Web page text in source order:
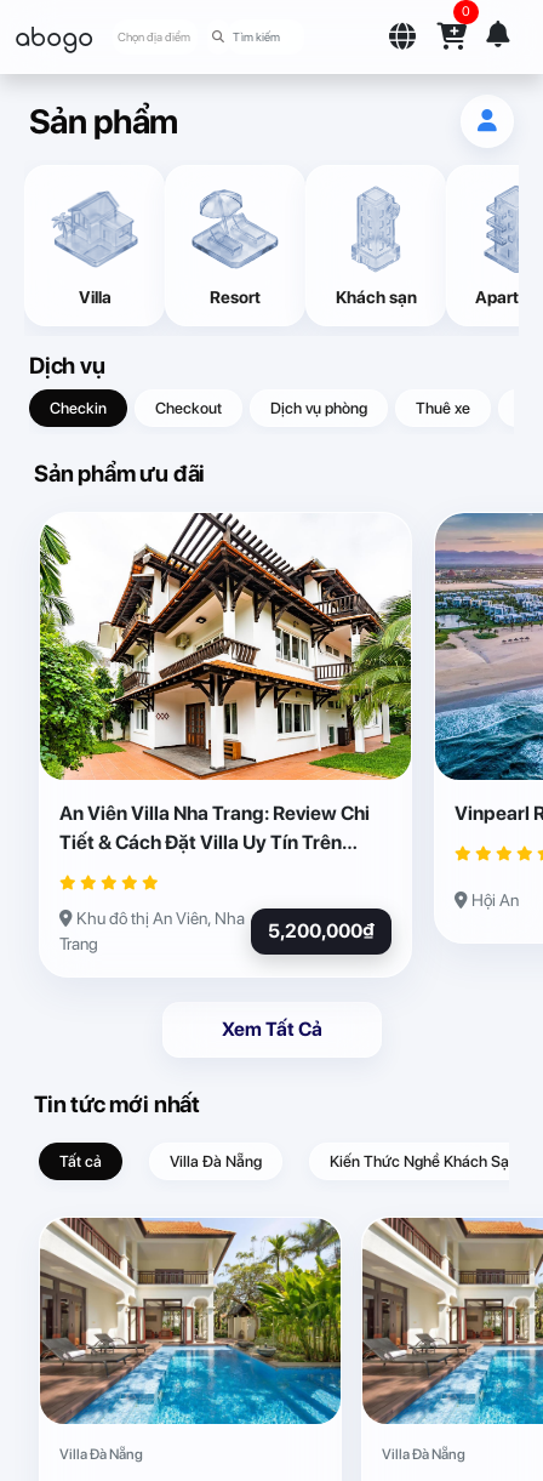
abogo Chọn địa điểm
0
Sản phẩm
Villa Resort Khách sạn
Dịch vụ
Checkin Checkout Dịch vụ phòng Thuê xe
Sản phẩm ưu đãi
An Viên Villa Nha Trang: Review Chi
Tiết & Cách Đặt Villa Uy Tín Trên
Abogo
Khu đô thị An Viên, Nha
Trang
5,200,000₫
Vinpearl
Hội An
Xem Tất Cả
Tin tức mới nhất
Tất cả Villa Đà Nẵng Kiến Thức Nghề Khách Sạn –
Villa Đà Nẵng Villa Đà Nẵng